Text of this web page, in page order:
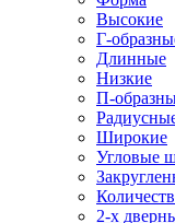
Высокие
Г-
Длинные
Низкие
П-
Широкие
Угловые
2-х